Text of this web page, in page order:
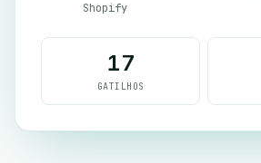
Shopify
17
GATILHOS